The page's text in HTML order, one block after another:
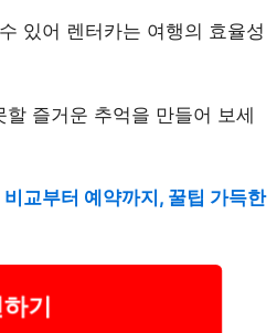
있어 렌터카는 여행의 효율성
즐거운 추억을 만들어 보세
교부터 예약까지, 꿀팁 가득한
기